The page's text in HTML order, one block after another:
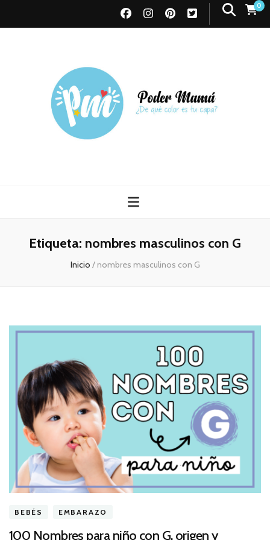
0
Etiqueta: nombres masculinos con G
Inicio / nombres masculinos con G
BEBÉS EMBARAZO
100 Nombres para niño con G, origen y